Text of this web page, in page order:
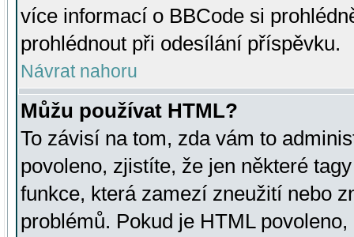
více informací o BBCode si
prohlédnout při odesílání příspěvku.
Návrat nahoru
Můžu používat HTML?
To závisí na tom, zda vám to
povoleno, zjistíte, že jen některé
funkce, která zamezí zneužití nebo
problémů. Pokud je HTML